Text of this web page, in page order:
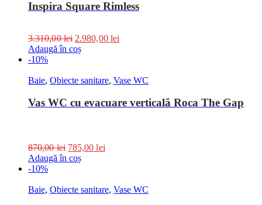
Inspira Square Rimless
3.310,00lei 2.980,00 lei
Adaugă în coș
-10%
Baie, Obiecte sanitare, Vase WC
Vas WC cu evacuare verticală Roca The Gap
870,00lei 785,00lei
Adaugă în coș
-10%
Baie, Obiecte sanitare, Vase WC